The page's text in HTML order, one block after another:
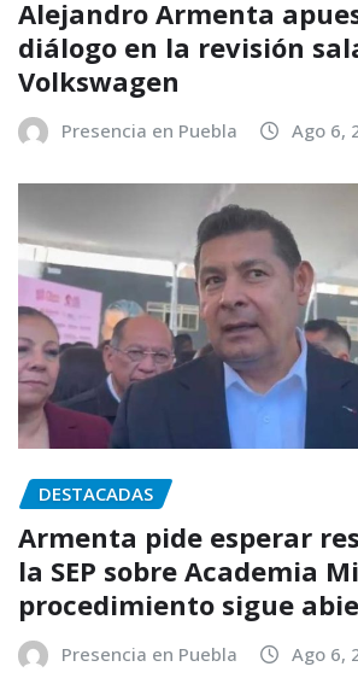
Alejandro Armenta
diálogo en la revisión
Volkswagen
Presencia en Puebla Ago 6,
DESTACADAS
Armenta pide esperar
la SEP sobre Academia
procedimiento sigue
Presencia en Puebla Ago 6,